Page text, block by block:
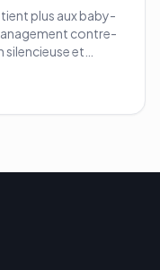
plus aux baby-
contre-
silencieuse et